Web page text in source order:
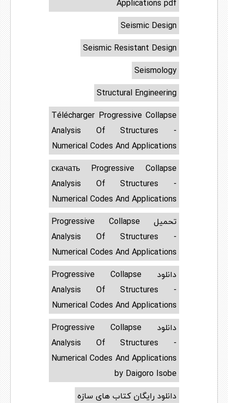
Applications pdf
Seismic Design
Seismic Resistant Design
Seismology
Structural Engineering
Télécharger Progressive Collapse
Analysis Of Structures -
Numerical Codes And Applications
скачать Progressive Collapse
Analysis Of Structures -
Numerical Codes And Applications
تحميل Progressive Collapse
Analysis Of Structures -
Numerical Codes And Applications
دانلود Progressive Collapse
Analysis Of Structures -
Numerical Codes And Applications
دانلود Progressive Collapse
Analysis Of Structures -
Numerical Codes And Applications
by Daigoro Isobe
دانلود رایگان کتاب های سازه